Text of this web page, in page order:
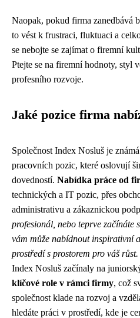
Naopak, pokud firma zanedbává
to vést k frustraci, fluktuaci a
se nebojte se zajímat o firemní
Ptejte se na firemní hodnoty, styl
profesního rozvoje.
Jaké pozice firma
Společnost Index Nosluš je
pracovních pozic, které oslovují
dovedností. Nabídka práce od
technických a IT pozic, přes
administrativu a zákaznickou
profesionál, nebo teprve začínáte
vám může nabídnout inspirativní
prostředí s prostorem pro váš růst.
Index Nosluš začínaly na
klíčové role v rámci firmy, což
společnost klade na rozvoj a
hledáte práci v prostředí, kde je